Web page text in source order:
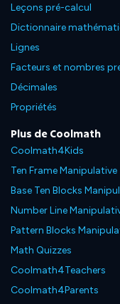
Leçons pré-calcul
Dictionnaire
Lignes
Facteurs et nombres
Décimales
Propriétés
Plus de Coolmath
Coolmath4Kids
Ten Frame Manipulative
Base Ten Blocks
Number Line
Pattern Blocks
Math Quizzes
Coolmath4Teachers
Coolmath4Parents